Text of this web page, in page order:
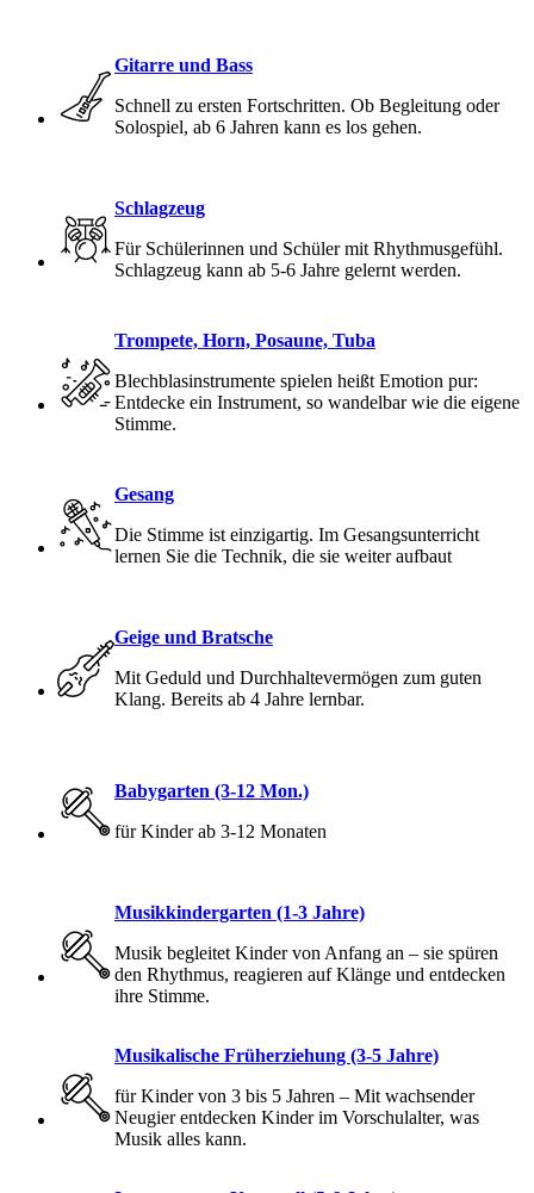
Gitarre und Bass
Schnell zu ersten Fortschritten. Ob Begleitung oder
Solospiel, ab 6 Jahren kann es los gehen.
Schlagzeug
Für Schülerinnen und Schüler mit Rhythmusgefühl.
Schlagzeug kann ab 5-6 Jahre gelernt werden.
Trompete, Horn, Posaune, Tuba
Blechblasinstrumente spielen heißt Emotion pur:
Entdecke ein Instrument, so wandelbar wie die eigene
Stimme.
Gesang
Die Stimme ist einzigartig. Im Gesangsunterricht
lernen Sie die Technik, die sie weiter aufbaut
Geige und Bratsche
Mit Geduld und Durchhaltevermögen zum guten
Klang. Bereits ab 4 Jahre lernbar.
Babygarten (3-12 Mon.)
für Kinder ab 3-12 Monaten
Musikkindergarten (1-3 Jahre)
Musik begleitet Kinder von Anfang an – sie spüren
den Rhythmus, reagieren auf Klänge und entdecken
ihre Stimme.
Musikalische Früherziehung (3-5 Jahre)
für Kinder von 3 bis 5 Jahren – Mit wachsender
Neugier entdecken Kinder im Vorschulalter, was
Musik alles kann.